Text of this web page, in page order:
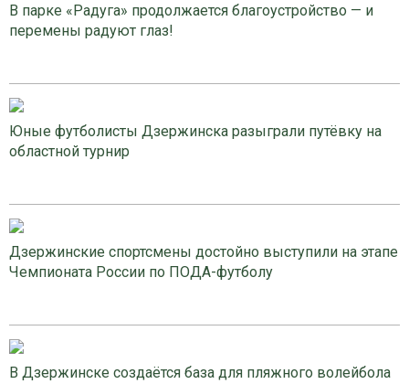
В парке «Радуга» продолжается благоустройство — и
перемены радуют глаз!
Юные футболисты Дзержинска разыграли путёвку на
областной турнир
Дзержинские спортсмены достойно выступили на этапе
Чемпионата России по ПОДА-футболу
В Дзержинске создаётся база для пляжного волейбола